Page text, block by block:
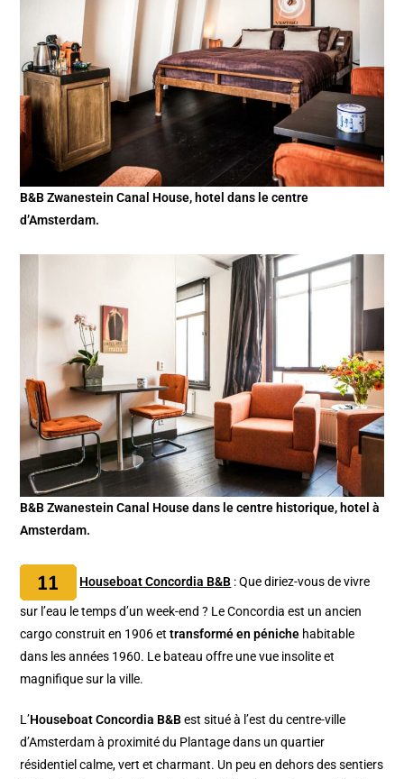
B&B Zwanestein Canal House, hotel dans le centre
d’Amsterdam.
B&B Zwanestein Canal House dans le centre historique, hotel à
Amsterdam.
Houseboat Concordia B&B : Que diriez-vous de vivre
sur l’eau le temps d’un week-end ? Le Concordia est un ancien
cargo construit en 1906 ettransformé en péniche habitable
dans les années 1960. Le bateau offre une vue insolite et
magnifique sur la ville.
L’Houseboat Concordia B&Best situé à l’est du centre-ville
d’Amsterdam à proximité du Plantage dans un quartier
résidentiel calme, vert et charmant. Un peu en dehors des sentiers